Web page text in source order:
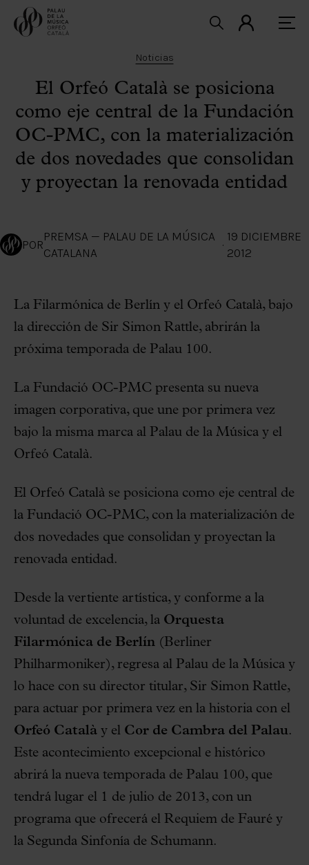
Noticias
El Orfeó Català se posiciona
como eje central de la Fundación
OC-PMC, con la materialización
de dos novedades que consolidan
y proyectan la renovada entidad
POR
PREMSA — PALAU DE LA MÚSICA
CATALANA
·
19 DICIEMBRE
2012
La Filarmónica de Berlín y el Orfeó Català, bajo
la dirección de Sir Simon Rattle, abrirán la
próxima temporada de Palau 100.
La Fundació OC-PMC presenta su nueva
imagen corporativa, que une por primera vez
bajo la misma marca al Palau de la Música y el
Orfeó Català.
El Orfeó Català se posiciona como eje central de
la Fundació OC-PMC, con la materialización de
dos novedades que consolidan y proyectan la
renovada entidad.
Desde la vertiente artística, y conforme a la
voluntad de excelencia, la Orquesta
Filarmónica de Berlín (Berliner
Philharmoniker), regresa al Palau de la Música y
lo hace con su director titular, Sir Simon Rattle,
para actuar por primera vez en la historia con el
Orfeó Català y el Cor de Cambra del Palau.
Este acontecimiento excepcional e histórico
abrirá la nueva temporada de Palau 100, que
tendrá lugar el 1 de julio de 2013, con un
programa que ofrecerá el Requiem de Fauré y
la Segunda Sinfonía de Schumann.